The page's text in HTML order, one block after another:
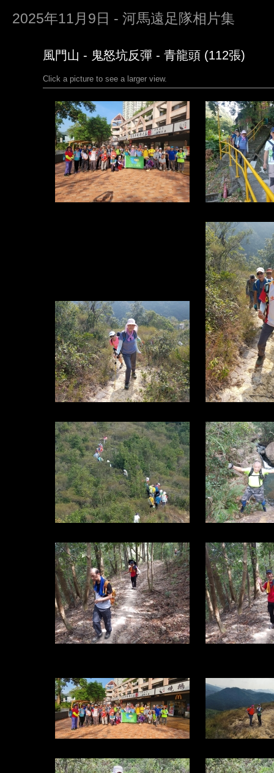
2025年11月9日 - 河馬遠足隊相片集
風門山 - 鬼怒坑反彈 - 青龍頭 (112張)
Click a picture to see a larger view.